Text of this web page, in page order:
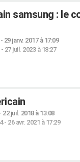
samsung : le
29 janv. 2017 à 17:09
- 27 juil. 2023 à 18:27
22 juil. 2018 à 13:08
- 26 avr. 2021 à 17:29